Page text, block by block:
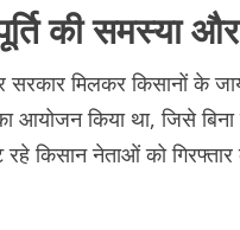
की समस्या
मिलकर किसानों के
आयोजन किया था, जिसे
किसान नेताओं को गिरफ्तार